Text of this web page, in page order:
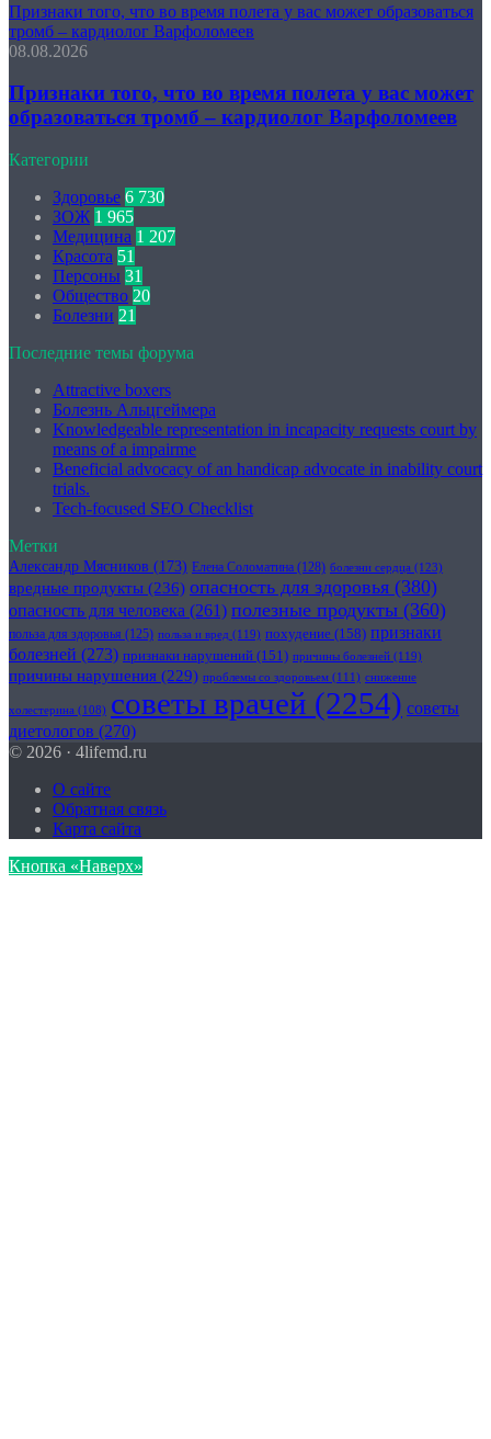
Признаки того, что во время полета у вас может образоваться
тромб – кардиолог Варфоломеев
08.08.2026
Признаки того, что во время полета у вас может
образоваться тромб – кардиолог Варфоломеев
Категории
Здоровье 6 730
ЗОЖ 1 965
Медицина 1 207
Красота 51
Персоны 31
Общество 20
Болезни 21
Последние темы форума
Attractive boxers
Болезнь Альцгеймера
Knowledgeable representation in incapacity requests court by
means of a impairme
Beneficial advocacy of an handicap advocate in inability court
trials.
Tech-focused SEO Checklist
Метки
Александр Мясников (173) Елена Соломатина (128) болезни сердца (123)
вредные продукты (236) опасность для здоровья (380)
опасность для человека (261) полезные продукты (360)
польза для здоровья (125) польза и вред (119) похудение (158) признаки
болезней (273) признаки нарушений (151) причины болезней (119)
причины нарушения (229) проблемы со здоровьем (111) снижение
холестерина (108) советы врачей (2254) советы
диетологов (270)
© 2026 · 4lifemd.ru
О сайте
Обратная связь
Карта сайта
Кнопка «Наверх»